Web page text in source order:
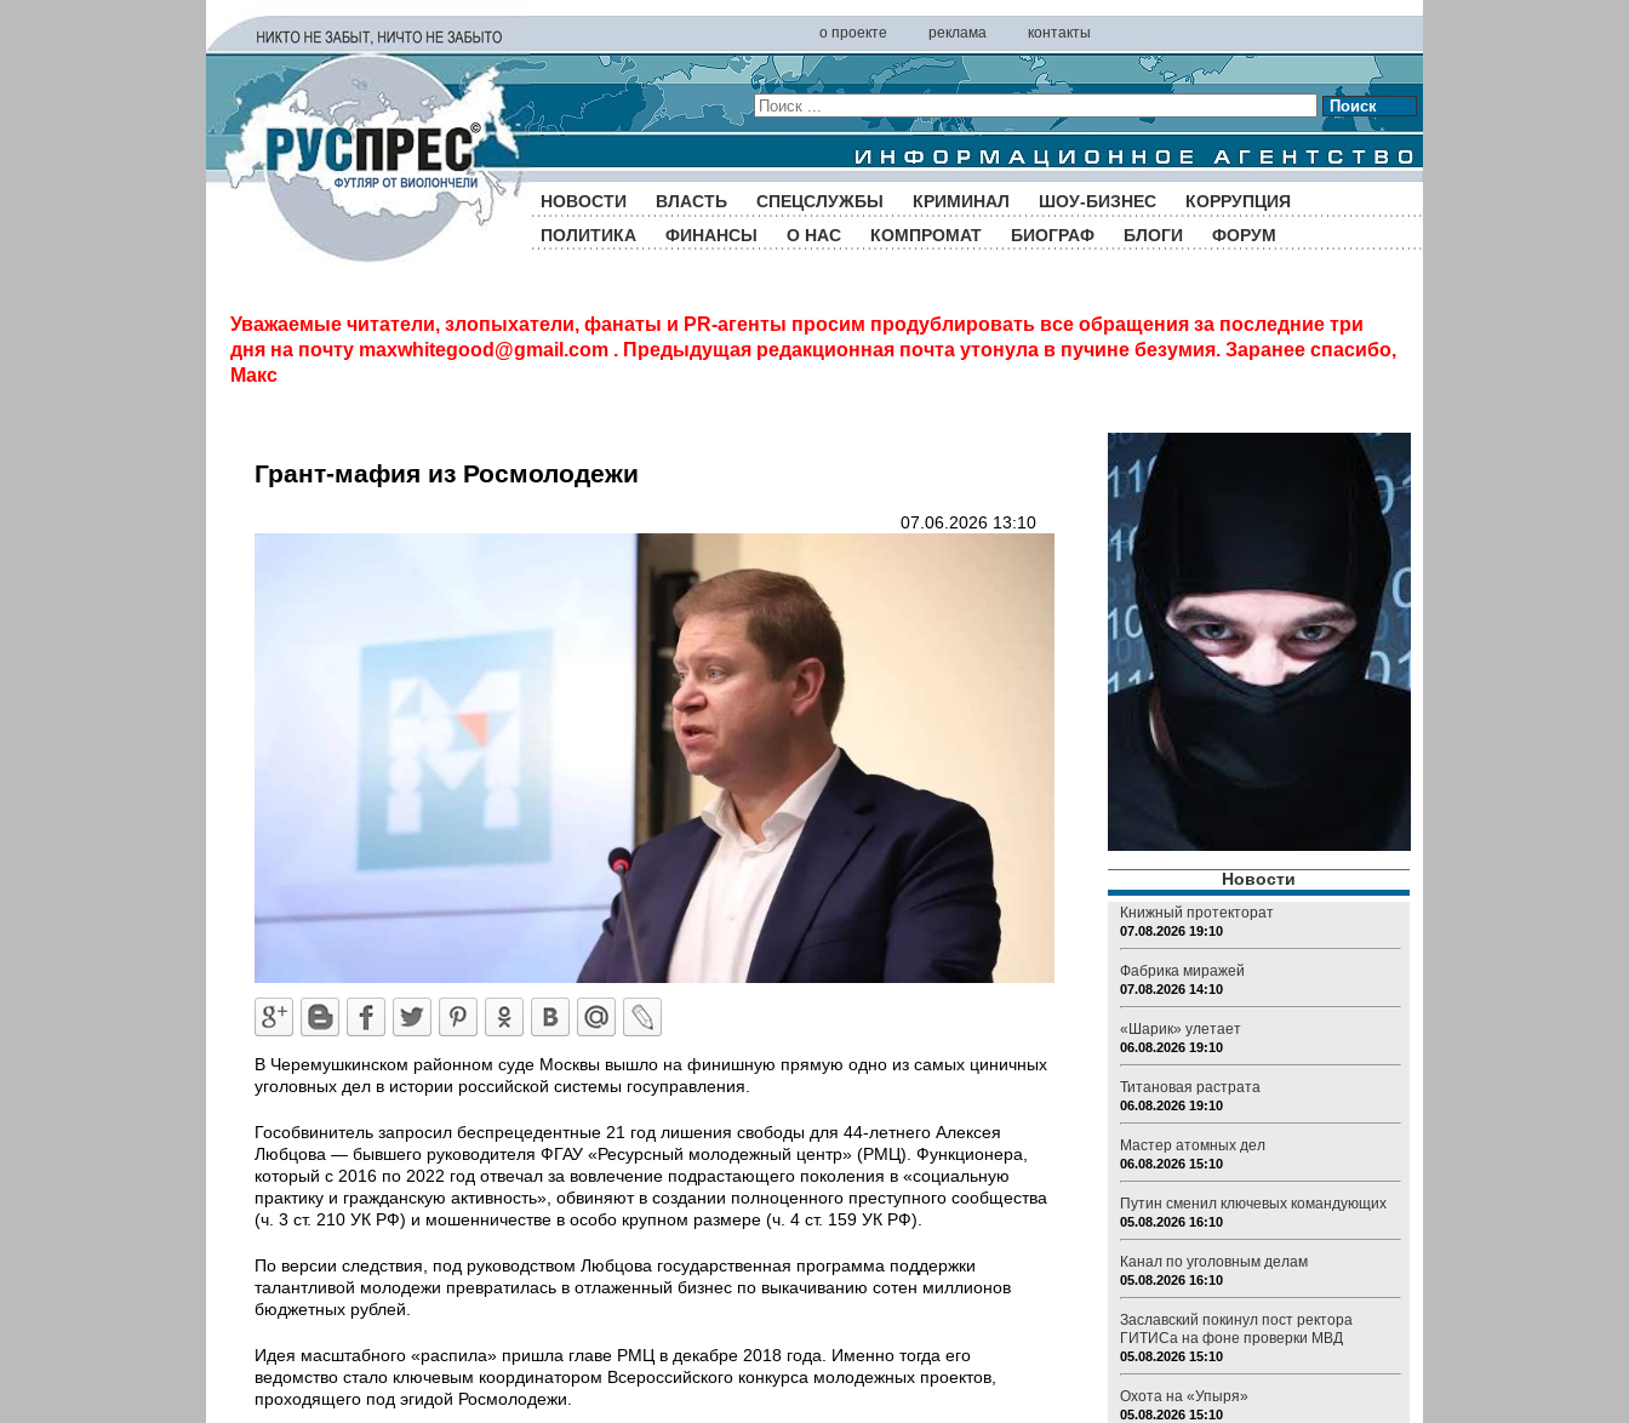
о проекте реклама контакты
Поиск
НОВОСТИ ВЛАСТЬ СПЕЦСЛУЖБЫ КРИМИНАЛ ШОУ-БИЗНЕС
КОРРУПЦИЯ
ПОЛИТИКА
ФИНАНСЫ О НАС КОМПРОМАТ БИОГРАФ БЛОГИ ФОРУМ
Уважаемые читатели, злопыхатели, фанаты и PR-агенты просим продублировать все обращения за последние три
дня на почту maxwhitegood@gmail.com . Предыдущая редакционная почта утонула в пучине безумия. Заранее спасибо,
Макс
Грант-мафия из Росмолодежи
07.06.2026 13:10
В Черемушкинском районном суде Москвы вышло на финишную прямую одно из самых циничных
уголовных дел в истории российской системы госуправления.
Гособвинитель запросил беспрецедентные 21 год лишения свободы для 44-летнего Алексея
Любцова — бывшего руководителя ФГАУ «Ресурсный молодежный центр» (РМЦ). Функционера,
который с 2016 по 2022 год отвечал за вовлечение подрастающего поколения в «социальную
практику и гражданскую активность», обвиняют в создании полноценного преступного сообщества
(ч. 3 ст. 210 УК РФ) и мошенничестве в особо крупном размере (ч. 4 ст. 159 УК РФ).
По версии следствия, под руководством Любцова государственная программа поддержки
талантливой молодежи превратилась в отлаженный бизнес по выкачиванию сотен миллионов
бюджетных рублей.
Идея масштабного «распила» пришла главе РМЦ в декабре 2018 года. Именно тогда его
ведомство стало ключевым координатором Всероссийского конкурса молодежных проектов,
проходящего под эгидой Росмолодежи.
Новости
Книжный протекторат
07.08.2026 19:10
Фабрика миражей
07.08.2026 14:10
«Шарик» улетает
06.08.2026 19:10
Титановая растрата
06.08.2026 19:10
Мастер атомных дел
06.08.2026 15:10
Путин сменил ключевых командующих
05.08.2026 16:10
Канал по уголовным делам
05.08.2026 16:10
Заславский покинул пост ректора
ГИТИСа на фоне проверки МВД
05.08.2026 15:10
Охота на «Упыря»
05.08.2026 15:10